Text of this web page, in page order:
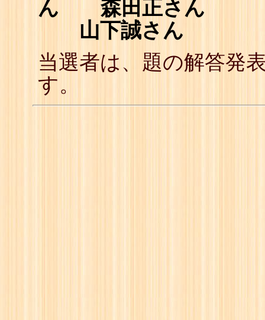
ん 森田正さん
山下誠さん
当選者は、題の解答発
す。